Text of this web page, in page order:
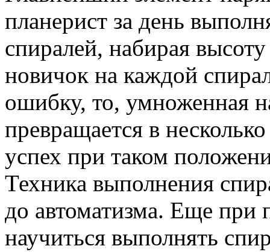
планерист за день
спиралей, набирая
новичок на каждой
ошибку, то, умноженная
превращается в
успех при таком
Техника выполнения
до автоматизма. Еще при
научиться выполнять